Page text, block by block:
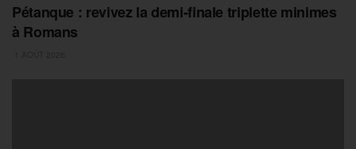
Pétanque : revivez la demi-finale triplette minimes
à Romans